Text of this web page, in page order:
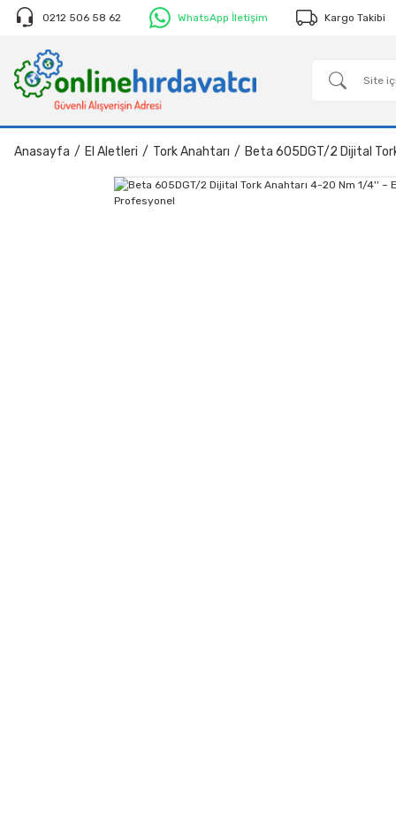
0212 506 58 62 WhatsApp İletişim Kargo Takibi
Anasayfa El Aletleri Tork Anahtarı Beta 605DGT/2 Dijital